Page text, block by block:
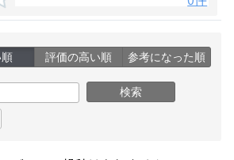
評価の高い順 参考になった順
検索